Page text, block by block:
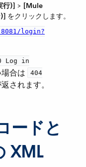
行)] ​ > ​ [Mule
​ をクリックします。
login?
Log in
合は
404
返されます。
ードと
XML